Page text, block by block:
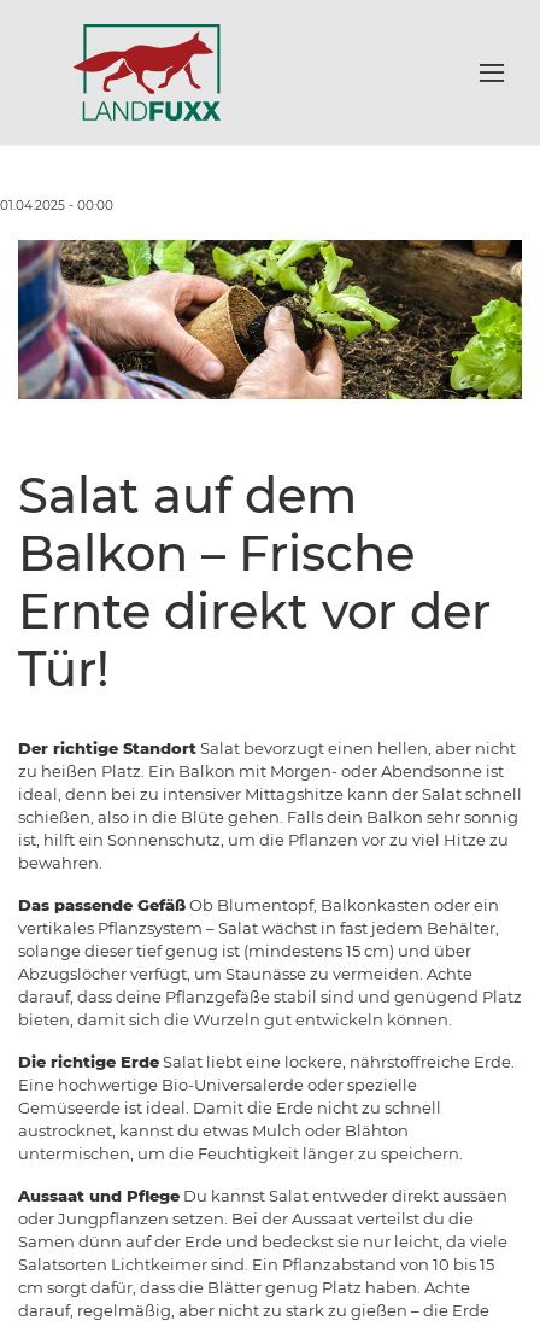
01.04.2025 - 00:00
Salat auf dem
Balkon – Frische
Ernte direkt vor der
Tür!
Der richtige StandortSalat bevorzugt einen hellen, aber nicht
zu heißen Platz. Ein Balkon mit Morgen- oder Abendsonne ist
ideal, denn bei zu intensiver Mittagshitze kann der Salat schnell
schießen, also in die Blüte gehen. Falls dein Balkon sehr sonnig
ist, hilft ein Sonnenschutz, um die Pflanzen vor zu viel Hitze zu
bewahren.
Das passende GefäßOb Blumentopf, Balkonkasten oder ein
vertikales Pflanzsystem – Salat wächst in fast jedem Behälter,
solange dieser tief genug ist (mindestens 15 cm) und über
Abzugslöcher verfügt, um Staunässe zu vermeiden. Achte
darauf, dass deine Pflanzgefäße stabil sind und genügend Platz
bieten, damit sich die Wurzeln gut entwickeln können.
Die richtige ErdeSalat liebt eine lockere, nährstoffreiche Erde.
Eine hochwertige Bio-Universalerde oder spezielle
Gemüseerde ist ideal. Damit die Erde nicht zu schnell
austrocknet, kannst du etwas Mulch oder Blähton
untermischen, um die Feuchtigkeit länger zu speichern.
Aussaat und Pflege Du kannst Salat entweder direkt aussäen
oder Jungpflanzen setzen. Bei der Aussaat verteilst du die
Samen dünn auf der Erde und bedeckst sie nur leicht, da viele
Salatsorten Lichtkeimer sind. Ein Pflanzabstand von 10 bis 15
cm sorgt dafür, dass die Blätter genug Platz haben. Achte
darauf, regelmäßig, aber nicht zu stark zu gießen – die Erde